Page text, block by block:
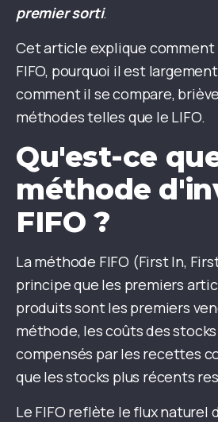
premier sorti.
Cet article explique
FIFO, pourquoi il est
comment il se compare,
méthodes telles que le LIFO.
Qu'est-ce
méthode
FIFO ?
La méthode FIFO (First In,
principe que les premiers
produits sont les premiers
méthode, les coûts des
compensés par les recettes
que les stocks plus récents
Le FIFO reflète le flux naturel